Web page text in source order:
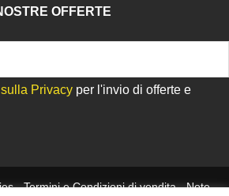
OFFERTE
Privacy per l'invio di offerte e
-Termini e Condizioni di vendita-Note